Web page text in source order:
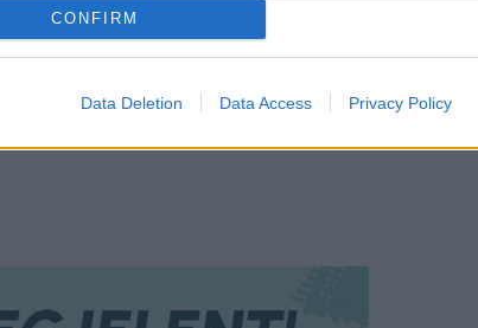
CONFIRM
Data Deletion Data Access Privacy Policy